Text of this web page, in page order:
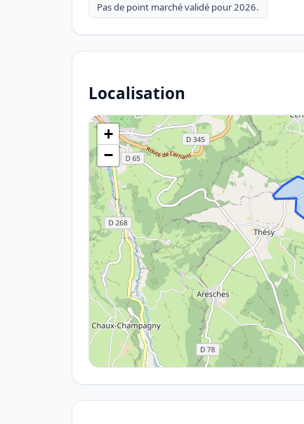
Pas de point marché validé pour 2026.
Localisation
+
−